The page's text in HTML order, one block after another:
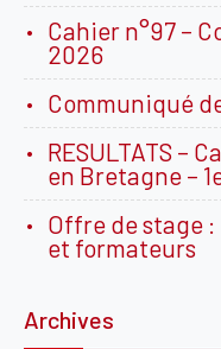
Cahier n°97 –
2026
Communiqué
RESULTATS –
en Bretagne –
Offre de stage
et formateurs
Archives